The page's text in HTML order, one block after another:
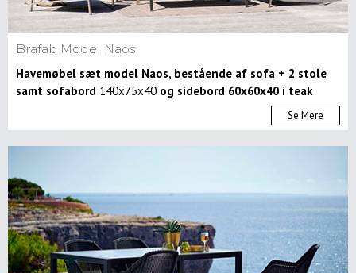
Brafab Model Naos
Havemøbel sæt model Naos, bestående af sofa + 2 stole
samt sofabord 140x75x40 og sidebord 60x60x40 i teak
Se Mere